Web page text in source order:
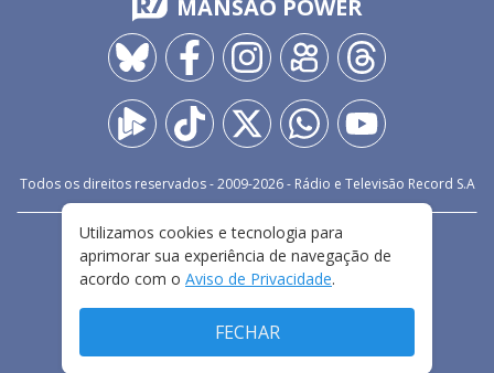
MANSÃO POWER
Todos os direitos reservados - 2009-2026- Rádio e Televisão Record S.A
FALE CONOSCO
PRIVACIDADE
TERMOS E CONDIÇÕES DE USO
Utilizamos cookies e tecnologia para
aprimorar sua experiência de navegação de
acordo com o Aviso de Privacidade.
FECHAR